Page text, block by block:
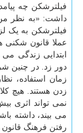
فیلترشکن چه
داشت: «به نظر
فیلترشکن به یک
عملا قانون
ابتدایی زندگی می
دور زد. در چنین
زمان استفاده،
زدن هستند. هیچ
نمی تواند اثری
می بیند، داشته
رفتن فرهنگ